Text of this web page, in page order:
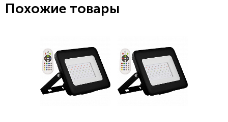
Похожие товары